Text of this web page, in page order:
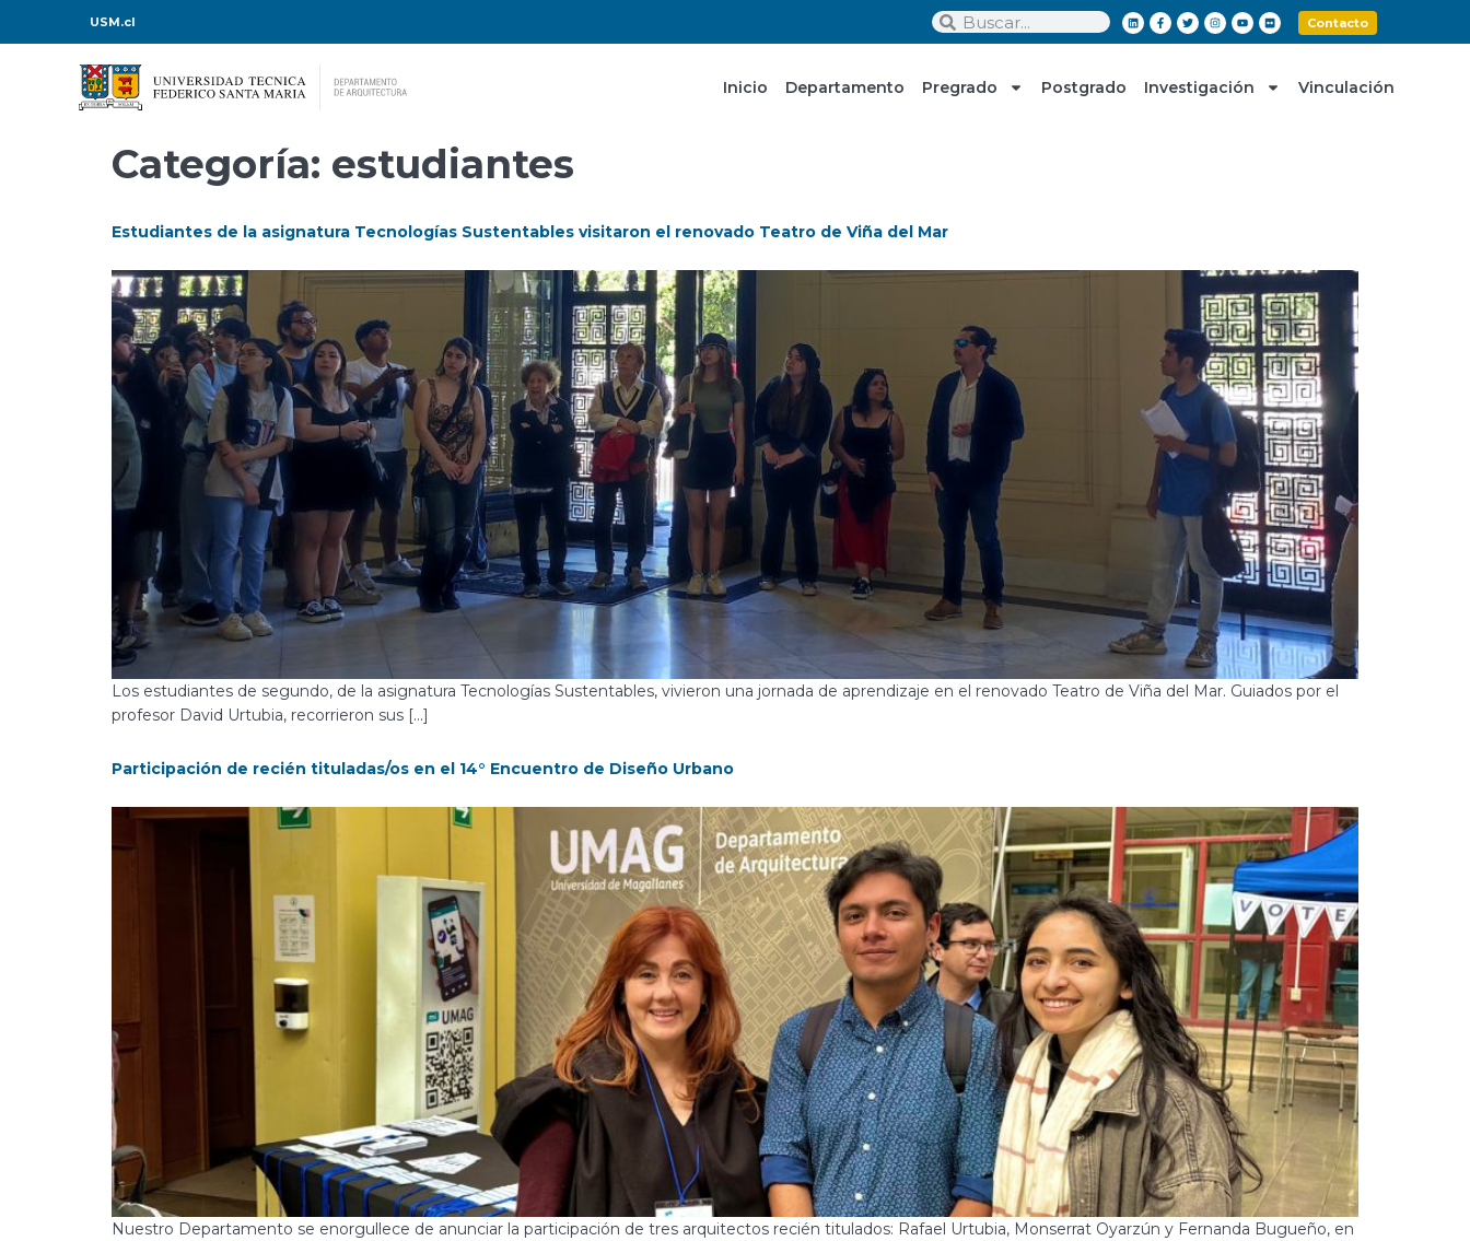
USM.cl Contacto
Inicio Departamento Pregrado Postgrado Investigación Vinculación
Categoría: estudiantes
Estudiantes de la asignatura Tecnologías Sustentables visitaron el renovado Teatro de Viña del Mar
Los estudiantes de segundo, de la asignatura Tecnologías Sustentables, vivieron una jornada de aprendizaje en el renovado Teatro de Viña del Mar. Guiados por el
profesor David Urtubia, recorrieron sus […]
Participación de recién tituladas/os en el 14° Encuentro de Diseño Urbano
Nuestro Departamento se enorgullece de anunciar la participación de tres arquitectos recién titulados: Rafael Urtubia, Monserrat Oyarzún y Fernanda Bugueño, en